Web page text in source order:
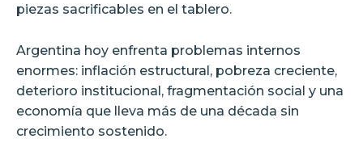
piezas sacrificables en el tablero.
Argentina hoy enfrenta problemas internos
enormes: inflación estructural, pobreza creciente,
deterioro institucional, fragmentación social y una
economía que lleva más de una década sin
crecimiento sostenido.